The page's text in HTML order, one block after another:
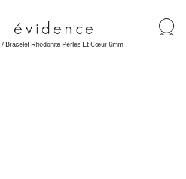
/ Bracelet Rhodonite Perles Et Cœur 6mm